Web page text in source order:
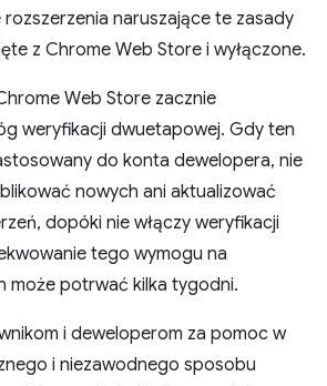
rozszerzenia naruszające te zasady
z Chrome Web Store i wyłączone.
Web Store zacznie
weryfikacji dwuetapowej. Gdy ten
do konta dewelopera, nie
nowych ani aktualizować
dopóki nie włączy weryfikacji
tego wymogu na
może potrwać kilka tygodni.
i deweloperom za pomoc w
i niezawodnego sposobu